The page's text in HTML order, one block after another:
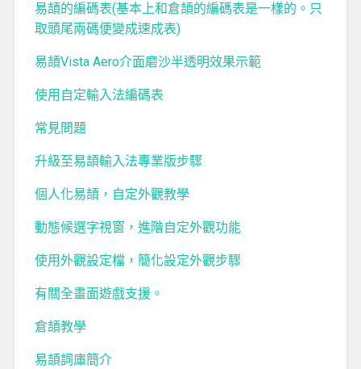
易頡的編碼表(基本上和倉頡的編碼表是一樣的。只
取頭尾兩碼便變成速成表)
易頡Vista Aero介面磨沙半透明效果示範
使用自定輸入法編碼表
常見問題
升級至易頡輸入法專業版步驟
個人化易頡，自定外觀教學
動態候選字視窗，進階自定外觀功能
使用外觀設定檔，簡化設定外觀步驟
有關全畫面遊戲支援。
倉頡教學
易頡詞庫簡介